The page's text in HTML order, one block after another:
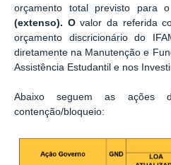
orçamento total previsto para
(extenso). Ovalor da referida
orçamento discricionário do
diretamente na Manutenção e
Assistência Estudantil e nos
Abaixo seguem as ações
contenção/bloqueio: